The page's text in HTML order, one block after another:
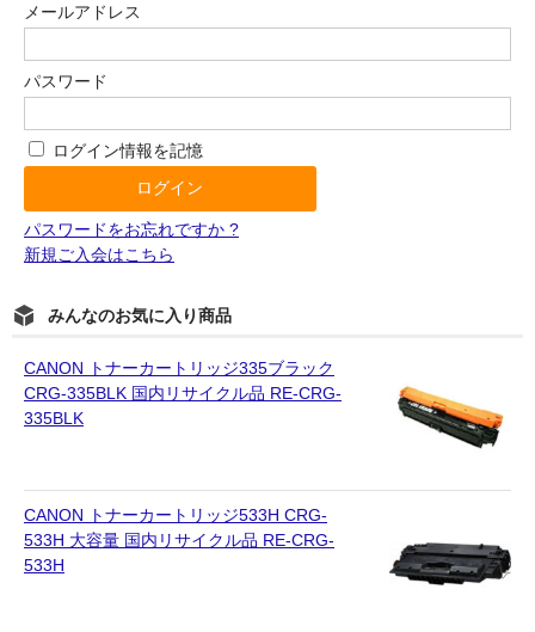
メールアドレス
パスワード
ログイン情報を記憶
パスワードをお忘れですか ?
新規ご入会はこちら
みんなのお気に入り商品
CANON トナーカートリッジ335ブラック
CRG-335BLK 国内リサイクル品 RE-CRG-
335BLK
CANON トナーカートリッジ533H CRG-
533H 大容量 国内リサイクル品 RE-CRG-
533H